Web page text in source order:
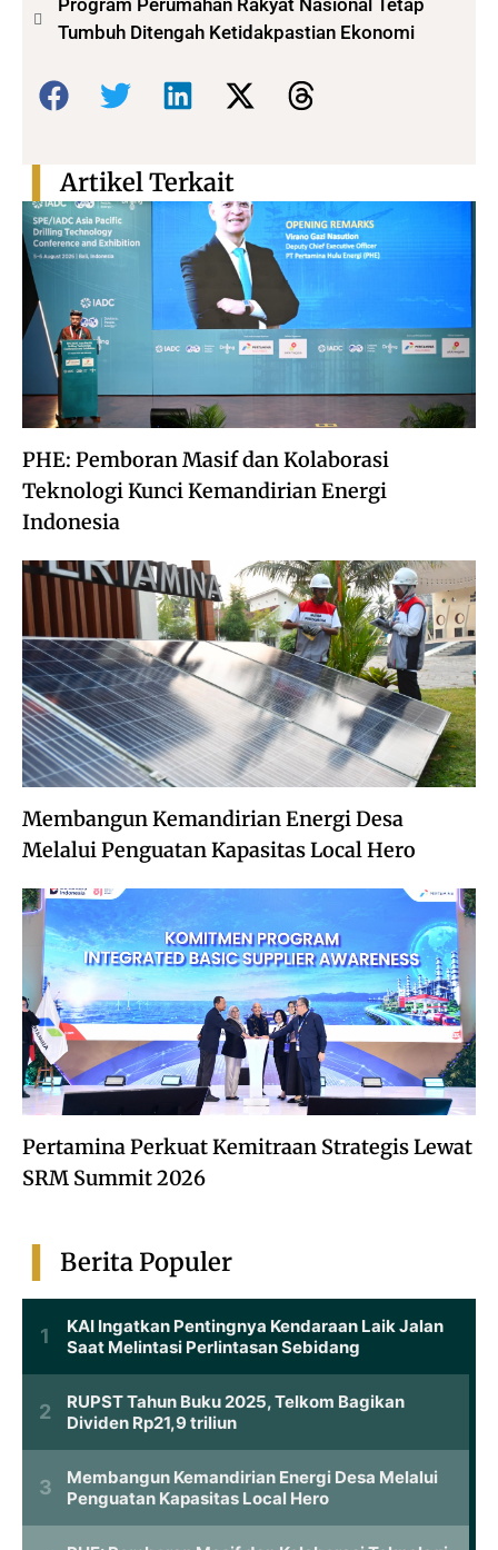
Program Perumahan Rakyat Nasional Tetap
Tumbuh Ditengah Ketidakpastian Ekonomi
Bagikan:
PHE: Pemboran Masif dan Kolaborasi
Teknologi Kunci Kemandirian Energi
Indonesia
Membangun Kemandirian Energi Desa
Melalui Penguatan Kapasitas Local Hero
Pertamina Perkuat Kemitraan Strategis Lewat
SRM Summit 2026
Artikel Terkait
Berita Populer